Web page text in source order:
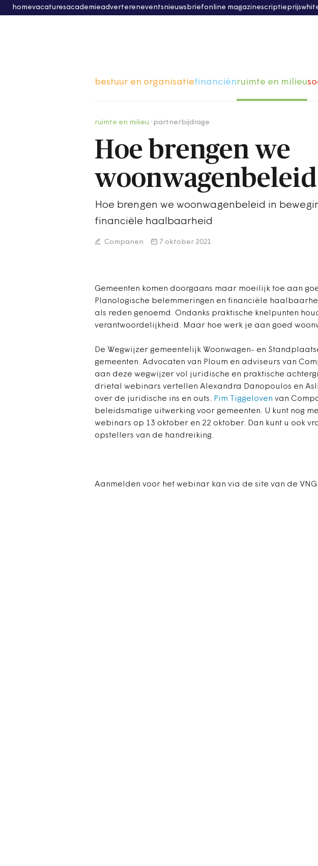
homevacaturesacademieadvertereneventsnieuwsbriefonline magazinescriptieprijs
bestuur en organisatiefinanciënruimte en milieu
ruimte en milieu partnerbijdrage
Hoe brengen we
Hoe brengen we woonwagenbeleid in
financiële haalbaarheid
Companen 7 oktober 2021
Gemeenten komen doorgaans maar moeilijk toe aan
Planologische belemmeringen en financiële
als reden genoemd. Ondanks praktische knelpunten
verantwoordelijkheid. Maar hoe werk je aan goed
De Wegwijzer gemeentelijk Woonwagen- en
gemeenten. Advocaten van Ploum en adviseurs van
aan deze wegwijzer vol juridische en praktische
drietal webinars vertellen Alexandra Danopoulos en
over de juridische ins en outs. Pim Tiggeloven van
beleidsmatige uitwerking voor gemeenten. U kunt nog
webinars op 13 oktober en 22 oktober. Dan kunt u ook
opstellers van de handreiking.
Aanmelden voor het webinar kan via de site van de